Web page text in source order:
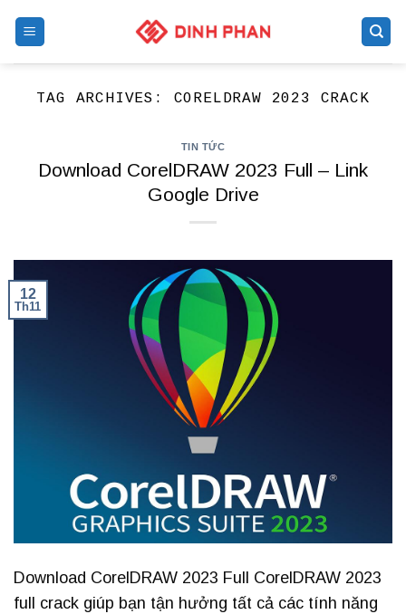
TAG ARCHIVES: CORELDRAW 2023 CRACK
TIN TỨC
Download CorelDRAW 2023 Full – Link
Google Drive
12
Th11
Download CorelDRAW 2023 Full CorelDRAW 2023
full crack giúp bạn tận hưởng tất cả các tính năng